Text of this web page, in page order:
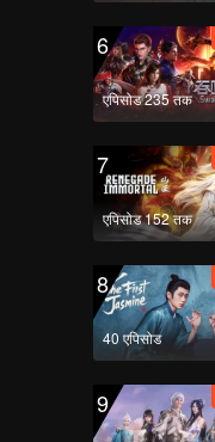
149
6
एपिसोड 235 तक
7
एपिसोड 152 तक
8
40 एपिसोड
9